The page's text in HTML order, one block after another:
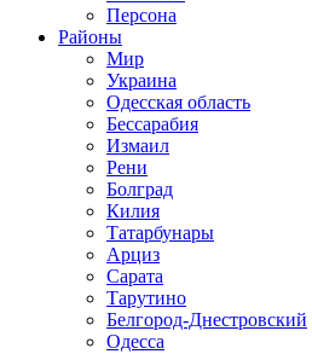
Персона
Районы
Мир
Украина
Одесская область
Бессарабия
Измаил
Рени
Болград
Килия
Татарбунары
Арциз
Сарата
Тарутино
Белгород-Днестровский
Одесса